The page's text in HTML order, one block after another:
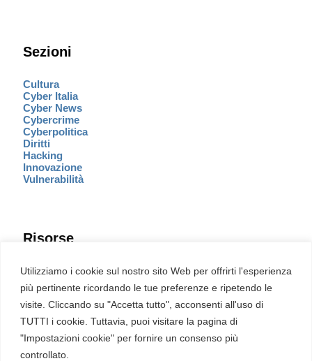
Utilizziamo i cookie sul nostro sito Web per offrirti l'esperienza
più pertinente ricordando le tue preferenze e ripetendo le
visite. Cliccando su "Accetta tutto", acconsenti all'uso di
TUTTI i cookie. Tuttavia, puoi visitare la pagina di
"Impostazioni cookie" per fornire un consenso più
controllato.
Sezioni
Cultura
Cyber Italia
Cyber News
Cybercrime
Cyberpolitica
Diritti
Hacking
Innovazione
Vulnerabilità
Risorse
Eventi
Fumetto Cyber
Newsletter
Servizi
Pubblicità
English
Ultime CVE critiche